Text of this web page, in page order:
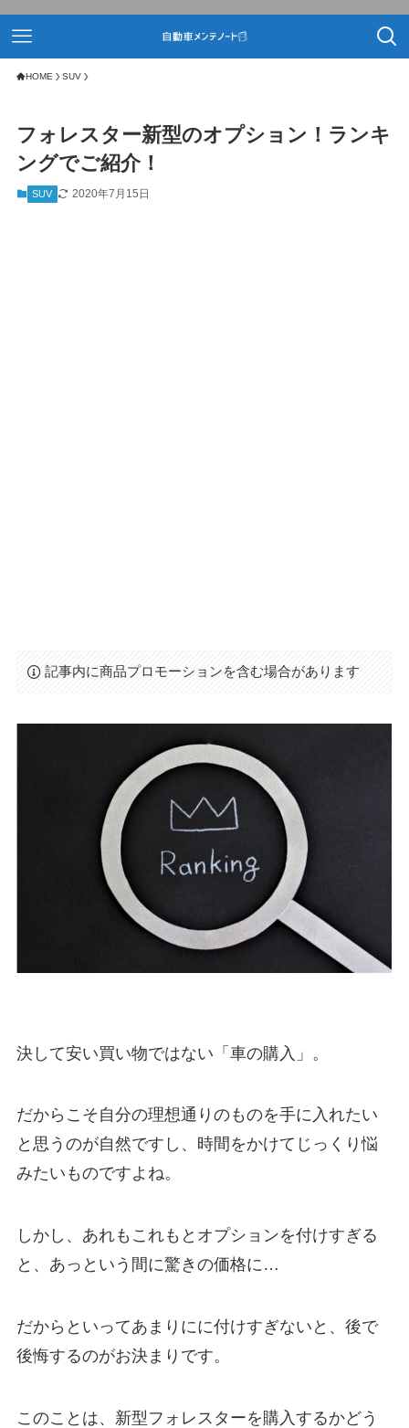
HOME SUV
フォレスター新型のオプション！ランキ
ングでご紹介！
SUV 2020年7月15日
記事内に商品プロモーションを含む場合があります
決して安い買い物ではない「車の購入」。
だからこそ自分の理想通りのものを手に入れたい
と思うのが自然ですし、時間をかけてじっくり悩
みたいものですよね。
しかし、あれもこれもとオプションを付けすぎる
と、あっという間に驚きの価格に…
だからといってあまりにに付けすぎないと、後で
後悔するのがお決まりです。
このことは、新型フォレスターを購入するかどう